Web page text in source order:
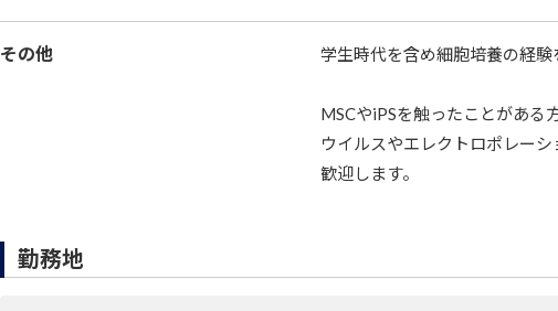
その他 学生時代を含め細胞培養の経験
MSCやiPSを触ったことがある方
ウイルスやエレクトロポレー
歓迎します。
勤務地